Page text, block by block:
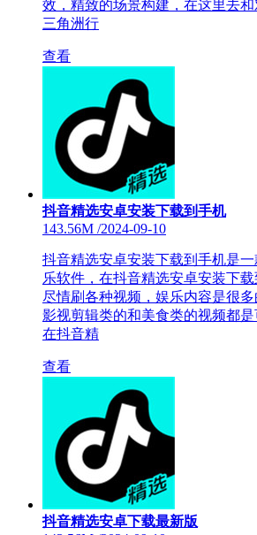
效，精致的场景构建，在这里去和
三角洲行
查看
抖音精选安卓安装下载到手机
143.56M /2024-09-10
抖音精选安卓安装下载到手机是
乐软件，在抖音精选安卓安装下
尽情刷各种视频，娱乐内容是很多
影视剪辑类的和美食类的视频都是
在抖音精
查看
抖音精选安卓下载最新版